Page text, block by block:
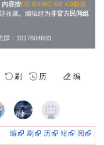
内容按CC BY-NC-SA 4.0协议
收藏。编辑组为非官方民间组
群：1017604603
刷 历 编
编 刷 历 短 阅